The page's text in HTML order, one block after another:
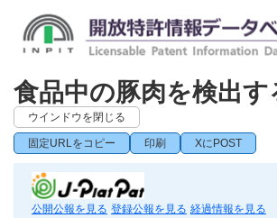
食品中の豚肉を検出す
ウインドウを閉じる
固定URLをコピー 印刷 XにPOST
公開公報を見る 登録公報を見る 経過情報を見る